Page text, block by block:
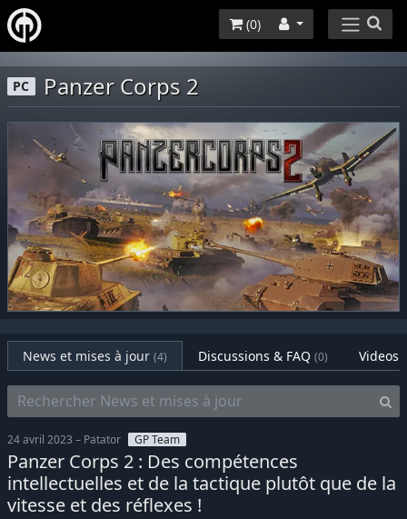
(0)
PC Panzer Corps 2
News et mises à jour (4) Discussions & FAQ (0) Videos
24 avril 2023 – Patator GP Team
Panzer Corps 2 : Des compétences
intellectuelles et de la tactique plutôt que de la
vitesse et des réflexes !